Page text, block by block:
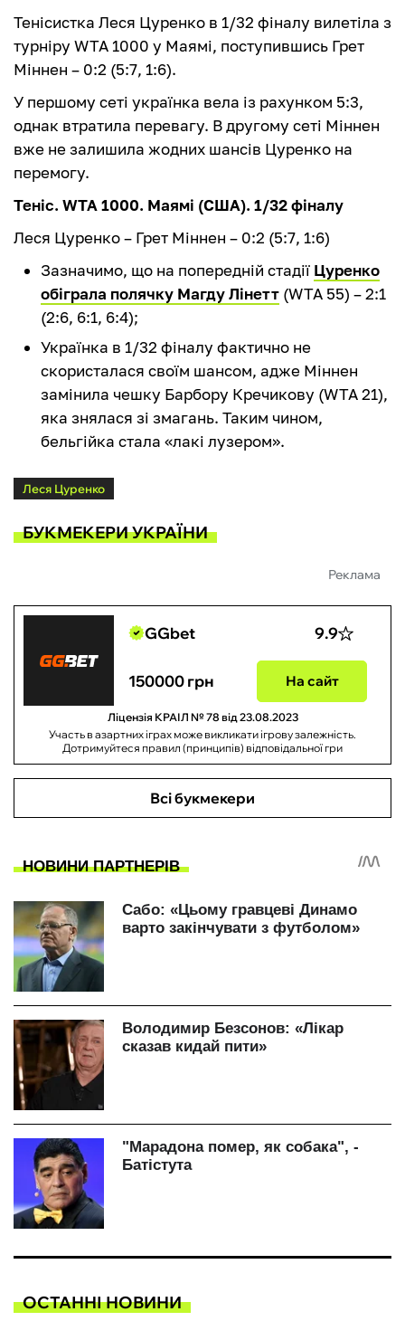
Тенісистка Леся Цуренко в 1/32 фіналу вилетіла з
турніру WTA 1000 у Маямі, поступившись Грет
Міннен – 0:2 (5:7, 1:6).
У першому сеті українка вела із рахунком 5:3,
однак втратила перевагу. В другому сеті Міннен
вже не залишила жодних шансів Цуренко на
перемогу.
Теніс. WTA 1000. Маямі (США). 1/32 фіналу
Леся Цуренко – Грет Міннен – 0:2 (5:7, 1:6)
Зазначимо, що на попередній стадії Цуренко
обіграла полячку Магду Лінетт (WTA 55) – 2:1
(2:6, 6:1, 6:4);
Українка в 1/32 фіналу фактично не
скористалася своїм шансом, адже Міннен
замінила чешку Барбору Кречикову (WTA 21),
яка знялася зі змагань. Таким чином,
бельгійка стала «лакі лузером».
Леся Цуренко
БУКМЕКЕРИ УКРАЇНИ
Реклама
GGbet 9.9
150000 грн На сайт
Ліцензія КРАІЛ № 78 від 23.08.2023
Участь в азартних іграх може викликати ігрову залежність.
Дотримуйтеся правил (принципів) відповідальної гри
Всі букмекери
ОСТАННІ НОВИНИ